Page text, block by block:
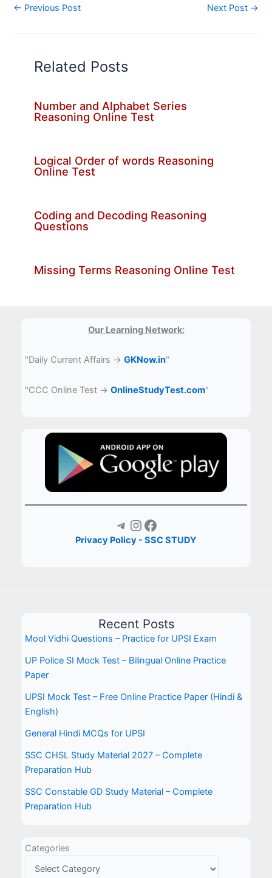
← Previous Post Next Post →
Related Posts
Number and Alphabet Series
Reasoning Online Test
Logical Order of words Reasoning
Online Test
Coding and Decoding Reasoning
Questions
Missing Terms Reasoning Online Test
Our Learning Network:
"Daily Current Affairs →GKNow.in"
"CCC Online Test →OnlineStudyTest.com"
Telegram Instagram Facebook
Privacy Policy - SSC STUDY
Recent Posts
Mool Vidhi Questions – Practice for UPSI Exam
UP Police SI Mock Test – Bilingual Online Practice
Paper
UPSI Mock Test – Free Online Practice Paper (Hindi &
English)
General Hindi MCQs for UPSI
SSC CHSL Study Material 2027 – Complete
Preparation Hub
SSC Constable GD Study Material – Complete
Preparation Hub
Categories